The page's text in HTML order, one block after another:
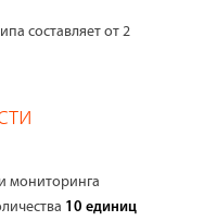
составляет от 2
мониторинга
10 единиц